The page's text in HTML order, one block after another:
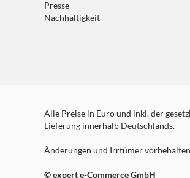
Presse
Nachhaltigkeit
Alle Preise in Euro und inkl. der
Lieferung innerhalb Deutschlands.
Änderungen und Irrtümer
© expert e-Commerce GmbH